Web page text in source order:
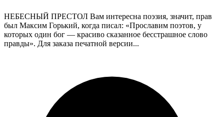
НЕБЕСНЫЙ ПРЕСТОЛ Вам интересна поэзия, значит, прав
был Максим Горький, когда писал: «Прославим поэтов, у
которых один бог — красиво сказанное бесстрашное слово
правды». Для заказа печатной версии...